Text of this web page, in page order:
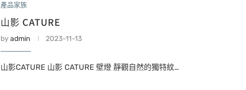
產品家族
山影 CATURE
by admin 2023-11-13
山影CATURE 山影 CATURE 壁燈 靜觀自然的獨特紋…